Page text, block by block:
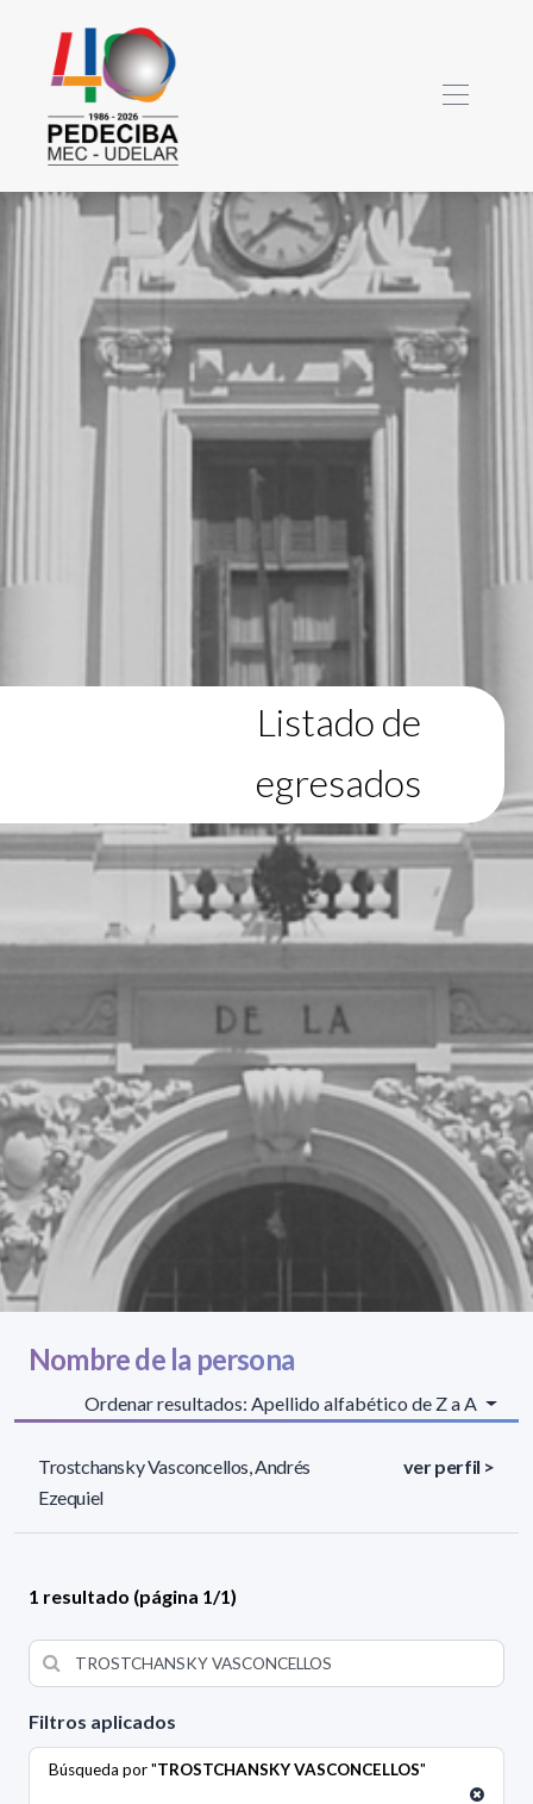
Listado de
egresados
Filtros aplicados
Búsqueda por "TROSTCHANSKY VASCONCELLOS"
Nombre de la persona
Ordenar resultados: Apellido alfabético de Z a A
Trostchansky Vasconcellos, Andrés
Ezequiel
ver perfil >
1 resultado (página 1/1)